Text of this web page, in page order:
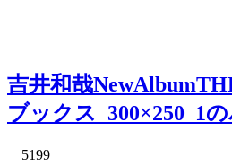
吉井和哉
ブックス_300×250_1
5199